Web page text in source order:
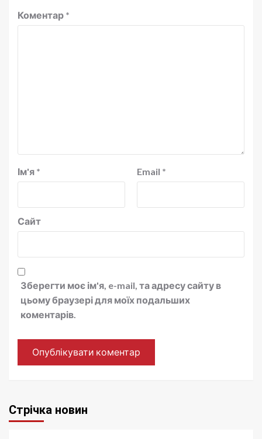
Коментар *
Ім'я * Email *
Сайт
Зберегти моє ім'я, e-mail, та адресу сайту в
цьому браузері для моїх подальших
коментарів.
Стрічка новин